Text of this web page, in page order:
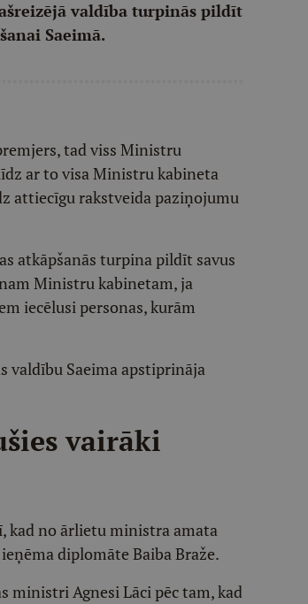
valdība turpinās pildīt
Saeimā.
tad viss Ministru
ar to visa Ministru kabineta
attiecīgu rakstveida paziņojumu
atkāpšanās turpina pildīt savus
Ministru kabinetam, ja
iecēlusi personas, kurām
valdību Saeima apstiprināja
vairāki
kad no ārlietu ministra amata
diplomāte Baiba Braže.
ministri Agnesi Lāci pēc tam, kad